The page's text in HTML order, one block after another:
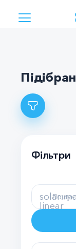
Фільтри
linear